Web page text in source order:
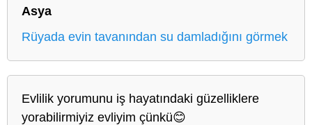
Asya
Rüyada evin tavanından su damladığını görmek
Evlilik yorumunu iş hayatındaki güzelliklere
yorabilirmiyiz evliyim çünkü😊